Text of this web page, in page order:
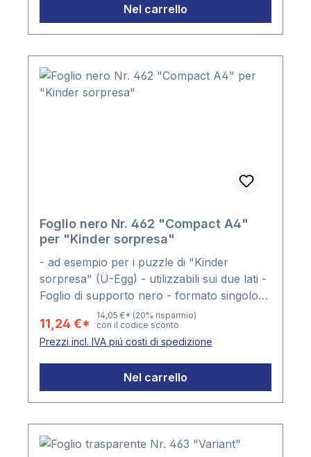
Nel carrello
Foglio nero Nr. 462 "Compact A4"
per "Kinder sorpresa"
- ad esempio per i puzzle di "Kinder
sorpresa" (Ü-Egg) - utilizzabili sui due lati -
Foglio di supporto nero - formato singolo
scomparto: 108 x 72 mm - confezione: 5
fogli
11,24 €*
14,05 €* (20% risparmio)
con il codice sconto
Prezzi incl. IVA piú costi di spedizione
Nel carrello